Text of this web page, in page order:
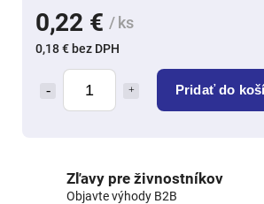
0,22 € / ks
0,18 € bez DPH
Pridať do
Zľavy pre živnostníkov
Objavte výhody B2B